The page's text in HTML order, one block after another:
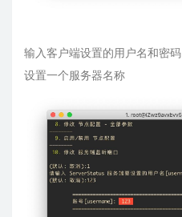
输入客户端设置的用户名和密码
设置一个服务器名称